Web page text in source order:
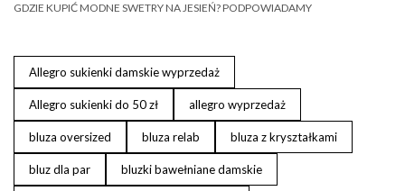
GDZIE KUPIĆ MODNE SWETRY NA JESIEŃ? PODPOWIADAMY
Allegro sukienki damskie wyprzedaż
Allegro sukienki do 50 zł allegro wyprzedaż
bluza oversized bluza relab bluza z kryształkami
bluz dla par bluzki bawełniane damskie